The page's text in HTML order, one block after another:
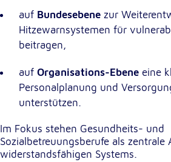
auf Bundesebene zur
Hitzewarnsystemen für
beitragen,
auf Organisations-Ebene eine
Personalplanung und
unterstützen.
Im Fokus stehen Gesundheits- und
Sozialbetreuungsberufe als zentrale
widerstandsfähigen Systems.
Anbieter:
Google LLC
Zweck:
Google Maps
Name:
NID